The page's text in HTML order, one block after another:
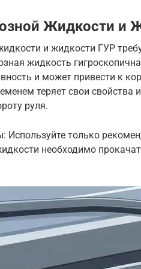
Жидкости и
и жидкости ГУР
жидкость
и может привести к
теряет свои свойства
руля.
Используйте только
необходимо